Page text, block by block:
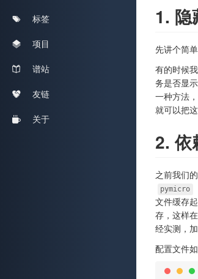
标签
项目
谱站
友链
关于
1. 隐
先讲个简单
有的时候
务是否显
一种方法
就可以把
2. 依
之前我们
pymicro
文件缓存
存，这样
经实测，
配置文件如